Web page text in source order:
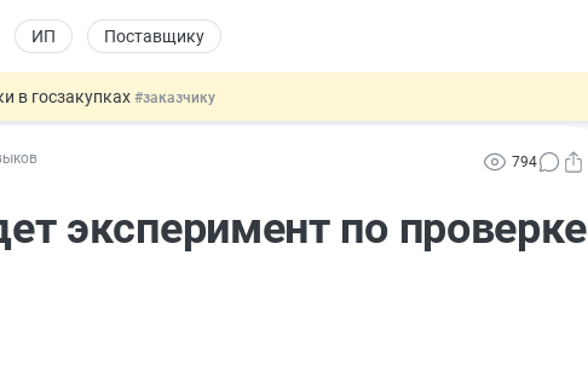
ИП Поставщику
в госзакупках #заказчику
инициатива
гарантией #бухгалтеру
794
эксперимент по проверке